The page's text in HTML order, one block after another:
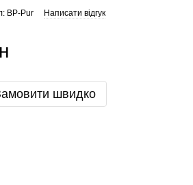
BP-Pur Написати відгук
швидко